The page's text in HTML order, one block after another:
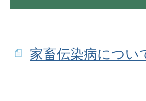
家畜伝染病につい